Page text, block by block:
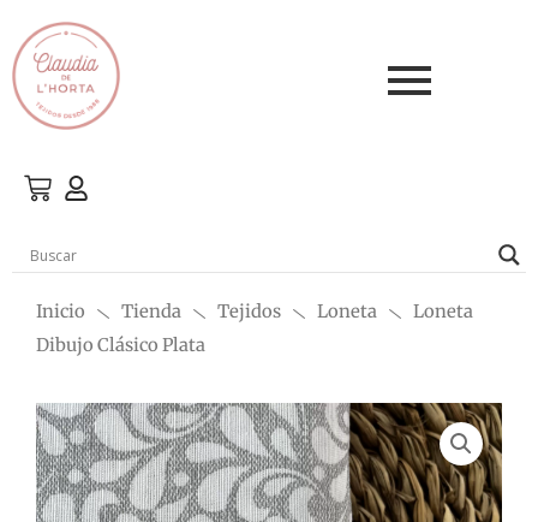
contenido
Inicio Tienda Tejidos Loneta
Loneta
Dibujo Clásico Plata